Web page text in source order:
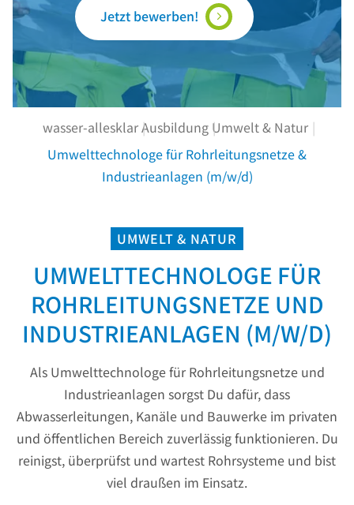
Jetzt bewerben!
wasser-allesklarAusbildung Umwelt & Natur
Umwelttechnologe für Rohrleitungsnetze &
Industrieanlagen (m/w/d)
UMWELT & NATUR
UMWELTTECHNOLOGE FÜR
ROHRLEITUNGSNETZE UND
INDUSTRIEANLAGEN (M/W/D)
Als Umwelttechnologe für Rohrleitungsnetze und
Industrieanlagen sorgst Du dafür, dass
Abwasserleitungen, Kanäle und Bauwerke im privaten
und öffentlichen Bereich zuverlässig funktionieren. Du
reinigst, überprüfst und wartest Rohrsysteme und bist
viel draußen im Einsatz.